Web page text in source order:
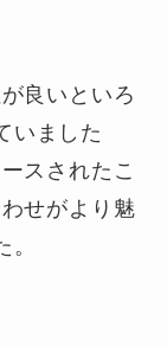
良いといろ
いました
スされたこ
せがより魅